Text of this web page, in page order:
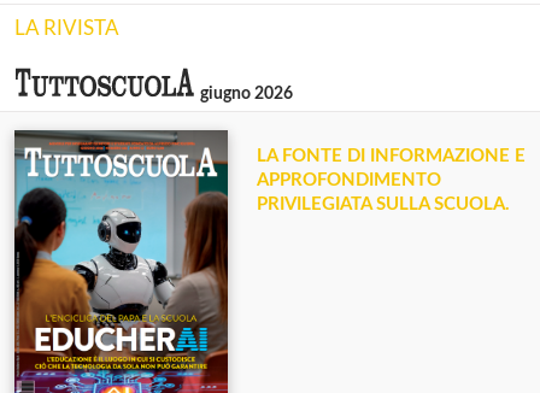
LA RIVISTA
giugno 2026
LA FONTE DI INFORMAZIONE E
APPROFONDIMENTO
PRIVILEGIATA SULLA SCUOLA.